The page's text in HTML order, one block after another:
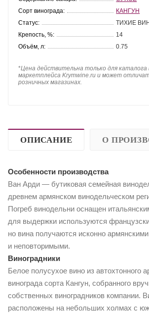
Сорт винограда:
КАНГУН
Статус:
ТИХИЕ
Крепость, %:
14
Объём, л:
0.75
*Цена действительна только для каталога
маркетплейса Krymwine.ru и может
розничных магазинах.
ОПИСАНИЕ О
Особенности производства
Ван Арди — бутиковая семейная
древнем армянском винодельческом
Погреб винодельни оснащен
для выдержки используются
но вина получаются исконно
и неповторимыми.
Виноградники
Белое полусухое вино из автохтонного
винограда сорта Кангун, собранного
собственных виноградников компании.
расположены на небольших холмах с